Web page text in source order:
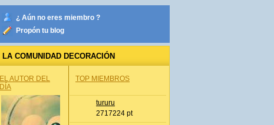
¿ Aún no eres miembro ?
Propón tu blog
LA COMUNIDAD DECORACIÓN
EL AUTOR DEL
DÍA
TOP MIEMBROS
tururu
2717224 pt